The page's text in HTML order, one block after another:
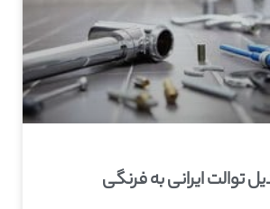
توالت ایرانی به فرنگی